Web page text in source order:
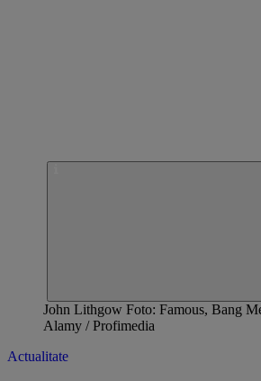
John Lithgow Foto: Famous, Bang
Alamy / Profimedia
Actualitate